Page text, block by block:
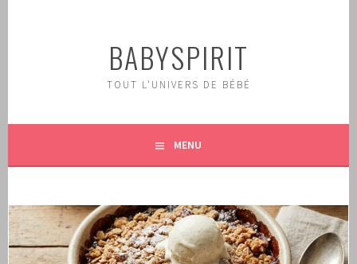
BABYSPIRIT
TOUT L'UNIVERS DE BÉBÉ
MENU